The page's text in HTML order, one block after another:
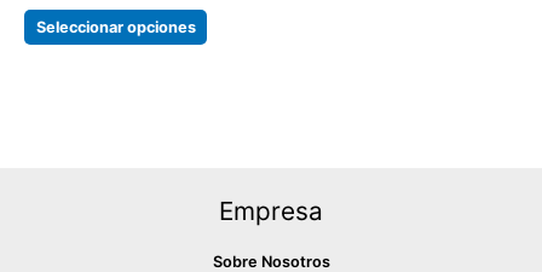
Seleccionar opciones
página
del
Empresa
Sobre Nosotros